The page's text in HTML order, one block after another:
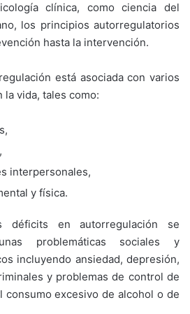
clínica, como ciencia del
los principios autorregulatorios
hasta la intervención.
está asociada con varios
vida, tales como:
interpersonales,
y física.
en autorregulación se
problemáticas sociales y
incluyendo ansiedad, depresión,
y problemas de control de
consumo excesivo de alcohol o de